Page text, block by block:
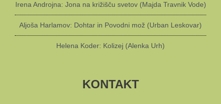
Irena Androjna: Jona na križišču svetov (Majda Travnik Vode)
Aljoša Harlamov: Dohtar in Povodni mož (Urban Leskovar)
Helena Koder: Kolizej (Alenka Urh)
KONTAKT